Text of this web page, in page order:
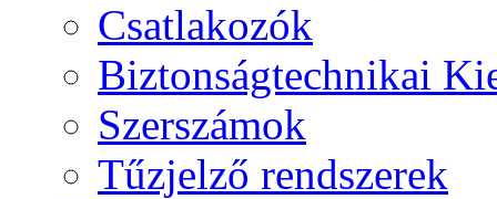
Csatlakozók
Biztonságtechnikai
Szerszámok
Tűzjelző rendszerek